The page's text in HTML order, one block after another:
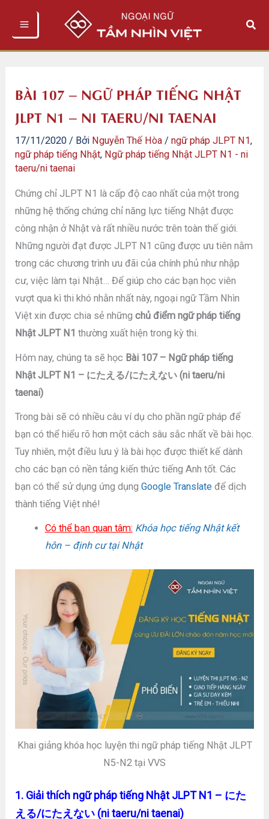
Tìm
BÀI 107 – NGỮ PHÁP TIẾNG NHẬT
JLPT N1 – NI TAERU/NI TAENAI
17/11/2020 / Bởi Nguyễn Thế Hòa /ngữ pháp JLPT N1,
ngữ pháp tiếng Nhật, Ngữ pháp tiếng Nhật JLPT N1 - ni
taeru/ni taenai
Chứng chỉ JLPT N1 là cấp độ cao nhất của một trong
những hệ thống chứng chỉ năng lực tiếng Nhật được
công nhận ở Nhật và rất nhiều nước trên toàn thế giới.
Những người đạt được JLPT N1 cũng được ưu tiên nằm
trong các chương trình ưu đãi của chính phủ như nhập
cư, việc làm tại Nhật… Để giúp cho các bạn học viên
vượt qua kì thi khó nhằn nhất này, ngoại ngữ Tầm Nhìn
Việt xin được chia sẻ nhữngchủ điểm ngữ pháp tiếng
Nhật JLPT N1 thường xuất hiện trong kỳ thi.
Hôm nay, chúng ta sẽ học Bài 107 – Ngữ pháp tiếng
Nhật JLPT N1 – にたえる/にたえない (ni taeru/ni
taenai)
Trong bài sẽ có nhiều câu ví dụ cho phần ngữ pháp để
bạn có thể hiểu rõ hơn một cách sâu sắc nhất về bài học.
Tuy nhiên, một điều lưu ý là bài học được thiết kế dành
cho các bạn có nền tảng kiến thức tiếng Anh tốt. Các
bạn có thể sử dụng ứng dụngGoogle Translate để dịch
thành tiếng Việt nhé!
Có thể bạn quan tâm: Khóa học tiếng Nhật kết
hôn – định cư tại Nhật
Khai giảng khóa học luyện thi ngữ pháp tiếng Nhật JLPT
N5-N2 tại VVS
1. Giải thích ngữ pháp tiếng Nhật JLPT N1 – にた
える/にたえない (ni taeru/ni taenai)